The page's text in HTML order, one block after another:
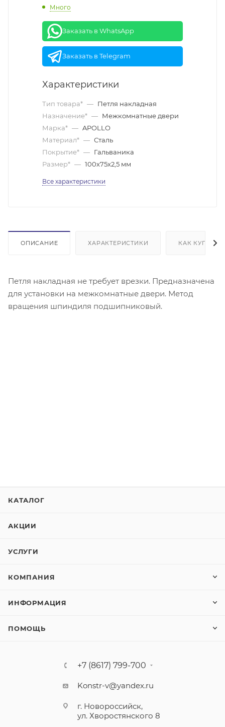
Много
Заказать в WhatsApp
Заказать в Telegram
Характеристики
Тип товара* — Петля накладная
Назначение* — Межкомнатные двери
Марка* — APOLLO
Материал* — Сталь
Покрытие* — Гальваника
Размер* — 100х75х2,5 мм
Все характеристики
ОПИСАНИЕ ХАРАКТЕРИСТИКИ КАК КУПИТЬ
Петля накладная не требует врезки. Предназначена
для установки на межкомнатные двери. Метод
вращения шпиндиля подшипниковый.
КАТАЛОГ
АКЦИИ
УСЛУГИ
КОМПАНИЯ
ИНФОРМАЦИЯ
ПОМОЩЬ
+7 (8617) 799-700
Konstr-v@yandex.ru
г. Новороссийск,
ул. Хворостянского 8